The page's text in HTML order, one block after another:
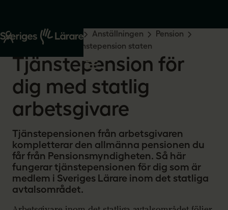
Start Råd och stöd Anställningen
Pension
Tjänstepension
Tjänstepension staten
Tjänstepension för
dig med statlig
arbetsgivare
Tjänstepensionen från arbetsgivaren
kompletterar den allmänna pensionen du
får från Pensionsmyndigheten. Så här
fungerar tjänstepensionen för dig som är
medlem i Sveriges Lärare inom det statliga
avtalsområdet.